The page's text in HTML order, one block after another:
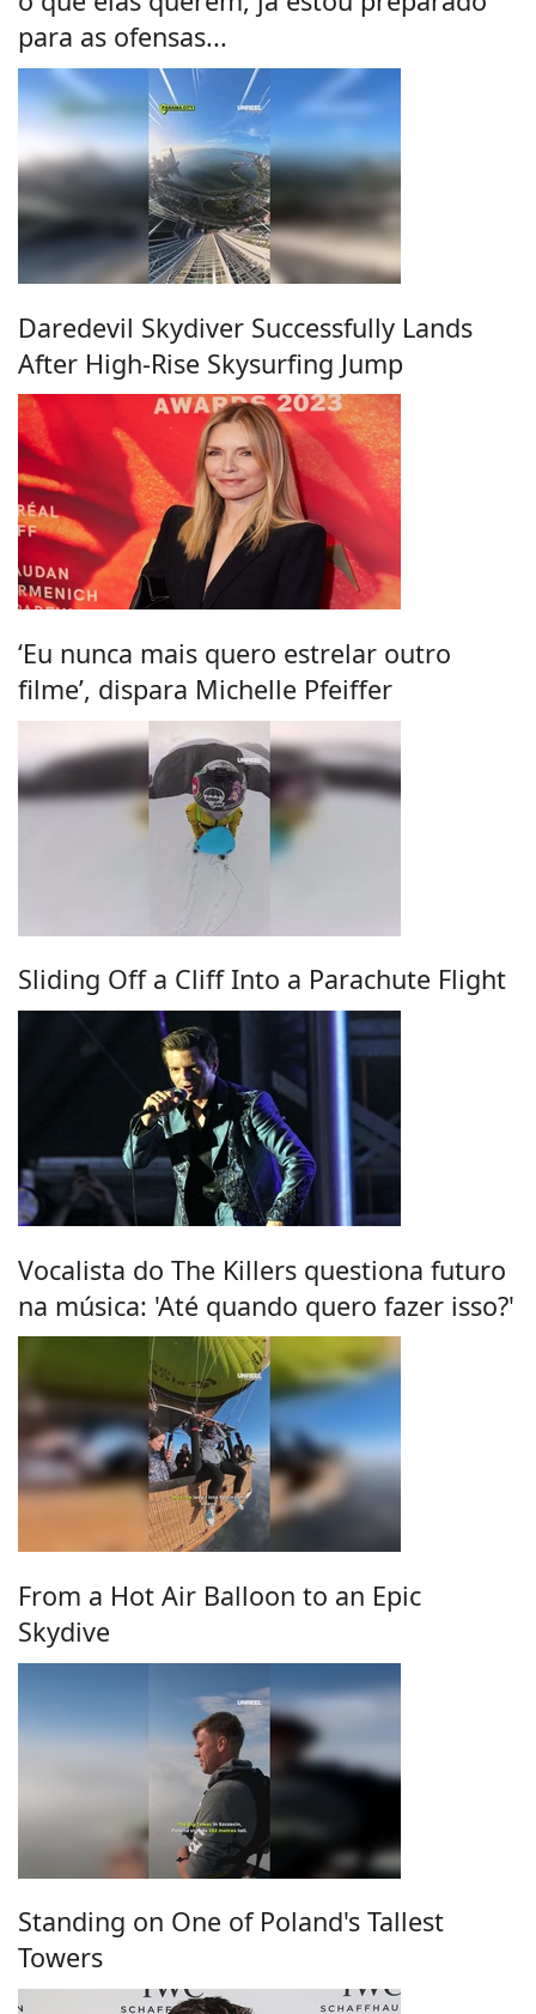
para as ofensas...
Daredevil Skydiver Successfully Lands
After High-Rise Skysurfing Jump
‘Eu nunca mais quero estrelar outro
filme’, dispara Michelle Pfeiffer
Sliding Off a Cliff Into a Parachute Flight
Vocalista do The Killers questiona futuro
na música: 'Até quando quero fazer isso?'
From a Hot Air Balloon to an Epic
Skydive
Standing on One of Poland's Tallest
Towers